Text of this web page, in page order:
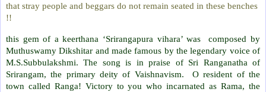
that stray people and beggars do not remain seated in these benches
!!
this gem of a keerthana ‘Srirangapura vihara’ was composed by
Muthuswamy Dikshitar and made famous by the legendary voice of
M.S.Subbulakshmi. The song is in praise of Sri Ranganatha of
Srirangam, the primary deity of Vaishnavism. O resident of the
town called Ranga! Victory to you who incarnated as Rama, the